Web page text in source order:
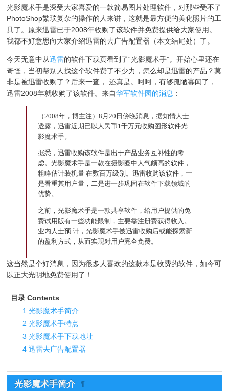
光影魔术手是深受大家喜爱的一款简易图片处理软件，对那些受不了
PhotoShop繁琐复杂的操作的人来讲，这就是最方便的美化照片的工
具了。原来迅雷已于2008年收购了该软件并免费提供给大家使用。
我都不好意思向大家介绍迅雷的去广告配置器（本文结尾处）了。
今天无意中从迅雷的软件下载页看到了“光影魔术手”。开始心里还在
奇怪，当初帮别人找这个软件费了不少力，怎么却是迅雷的产品？莫
非是被迅雷收购了？后来一查， 还真是。呵呵，有够孤陋寡闻了，
迅雷2008年就收购了该软件。来自华军软件园的消息 ：
（2008年，博主注）8月20日傍晚消息，据知情人士
透露，迅雷近期已以人民币1千万元收购图形软件光
影魔术手。
据悉，迅雷收购该软件是出于产品业务互补性的考
虑。光影魔术手是一款在摄影圈中人气颇高的软件，
粗略估计装机量 在数百万级别。迅雷收购该软件，一
是看重其用户量，二是进一步巩固在软件下载领域的
优势。
之前，光影魔术手是一款共享软件，给用户提供的免
费试用版有一些功能限制，主要靠注册费获得收入。
业内人士预 计，光影魔术手被迅雷收购后或能探索新
的盈利方式，从而实现对用户完全免费。
这当然是个好消息，因为很多人喜欢的这款本是收费的软件，如今可
以正大光明地免费使用了！
目录 Contents
1 光影魔术手简介
2 光影魔术手特点
3 光影魔术手下载地址
4 迅雷去广告配置器
光影魔术手简介 ¶